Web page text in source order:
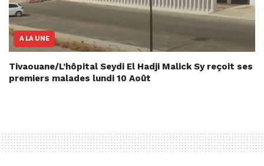
A LA UNE
Tivaouane/L’hôpital Seydi El Hadji Malick Sy reçoit ses
premiers malades lundi 10 Août